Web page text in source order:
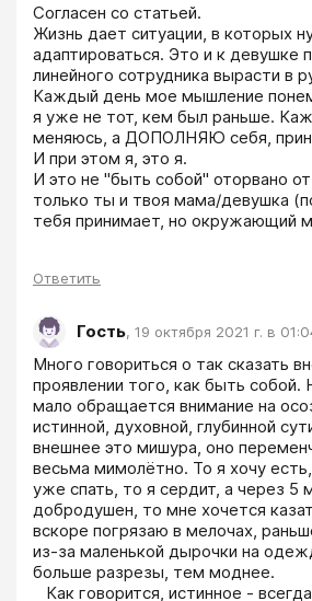
Согласен со статьей.
Жизнь дает ситуации, в которых
адаптироваться. Это и к девушке
линейного сотрудника вырасти в
Каждый день мое мышление
я уже не тот, кем был раньше.
меняюсь, а ДОПОЛНЯЮ себя,
И при этом я, это я.
И это не "быть собой" оторвано
только ты и твоя мама/девушка
тебя принимает, но окружающий
Ответить
Гость, 19 октября 2021 г. в
Много говориться о так сказать
проявлении того, как быть
мало обращается внимание на
истинной, духовной, глубинной
внешнее это мишура, оно
весьма мимолётно. То я хочу
уже спать, то я сердит, а через 5
добродушен, то мне хочется
вскоре погрязаю в мелочах,
из-за маленькой дырочки на
больше разрезы, тем моднее.